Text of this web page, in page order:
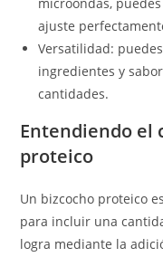
ajuste
Versatilidad:
ingredientes y
cantidades.
Entendiendo el
proteico
Un bizcocho proteico
para incluir una
logra mediante la